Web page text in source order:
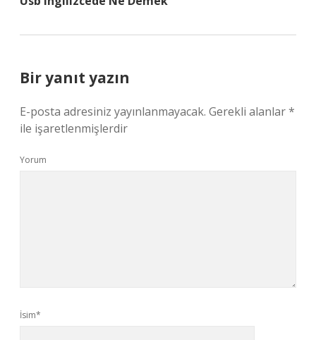
Bir yanıt yazın
E-posta adresiniz yayınlanmayacak. Gerekli alanlar*
ile işaretlenmişlerdir
Yorum
İsim*